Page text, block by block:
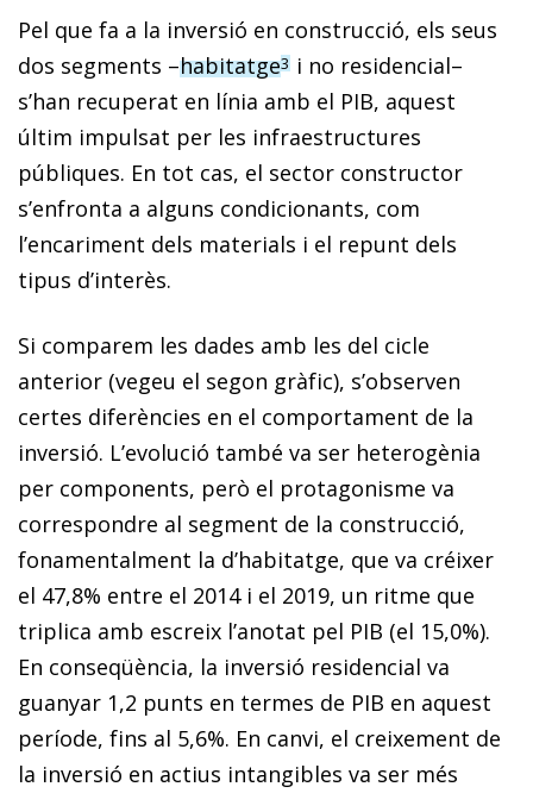
Pel que fa a la inversió en construcció, els seus
dos segments –habitatge3 i no residencial–
s’han recuperat en línia amb el PIB, aquest
últim impulsat per les infraestructures
públiques. En tot cas, el sector constructor
s’enfronta a alguns condicionants, com
l’encariment dels materials i el repunt dels
tipus d’interès.
Si comparem les dades amb les del cicle
anterior (vegeu el segon gràfic), s’observen
certes diferències en el comportament de la
inversió. L’evolució també va ser heterogènia
per components, però el protagonisme va
correspondre al segment de la construcció,
fonamentalment la d’habitatge, que va créixer
el 47,8% entre el 2014 i el 2019, un ritme que
triplica amb escreix l’anotat pel PIB (el 15,0%).
En conseqüència, la inversió residencial va
guanyar 1,2 punts en termes de PIB en aquest
període, fins al 5,6%. En canvi, el creixement de
la inversió en actius intangibles va ser més